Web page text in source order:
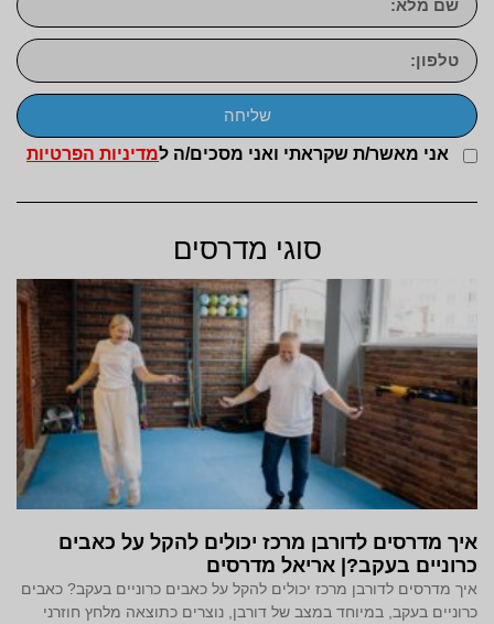
אני מאשר/ת שקראתי ואני מסכים/ה למדיניות הפרטיות
שליחה
סוגי מדרסים
איך מדרסים לדורבן מרכז יכולים להקל על כאבים
כרוניים בעקב?| אריאל מדרסים
איך מדרסים לדורבן מרכז יכולים להקל על כאבים כרוניים בעקב? כאבים
כרוניים בעקב, במיוחד במצב של דורבן, נוצרים כתוצאה מלחץ חוזרני